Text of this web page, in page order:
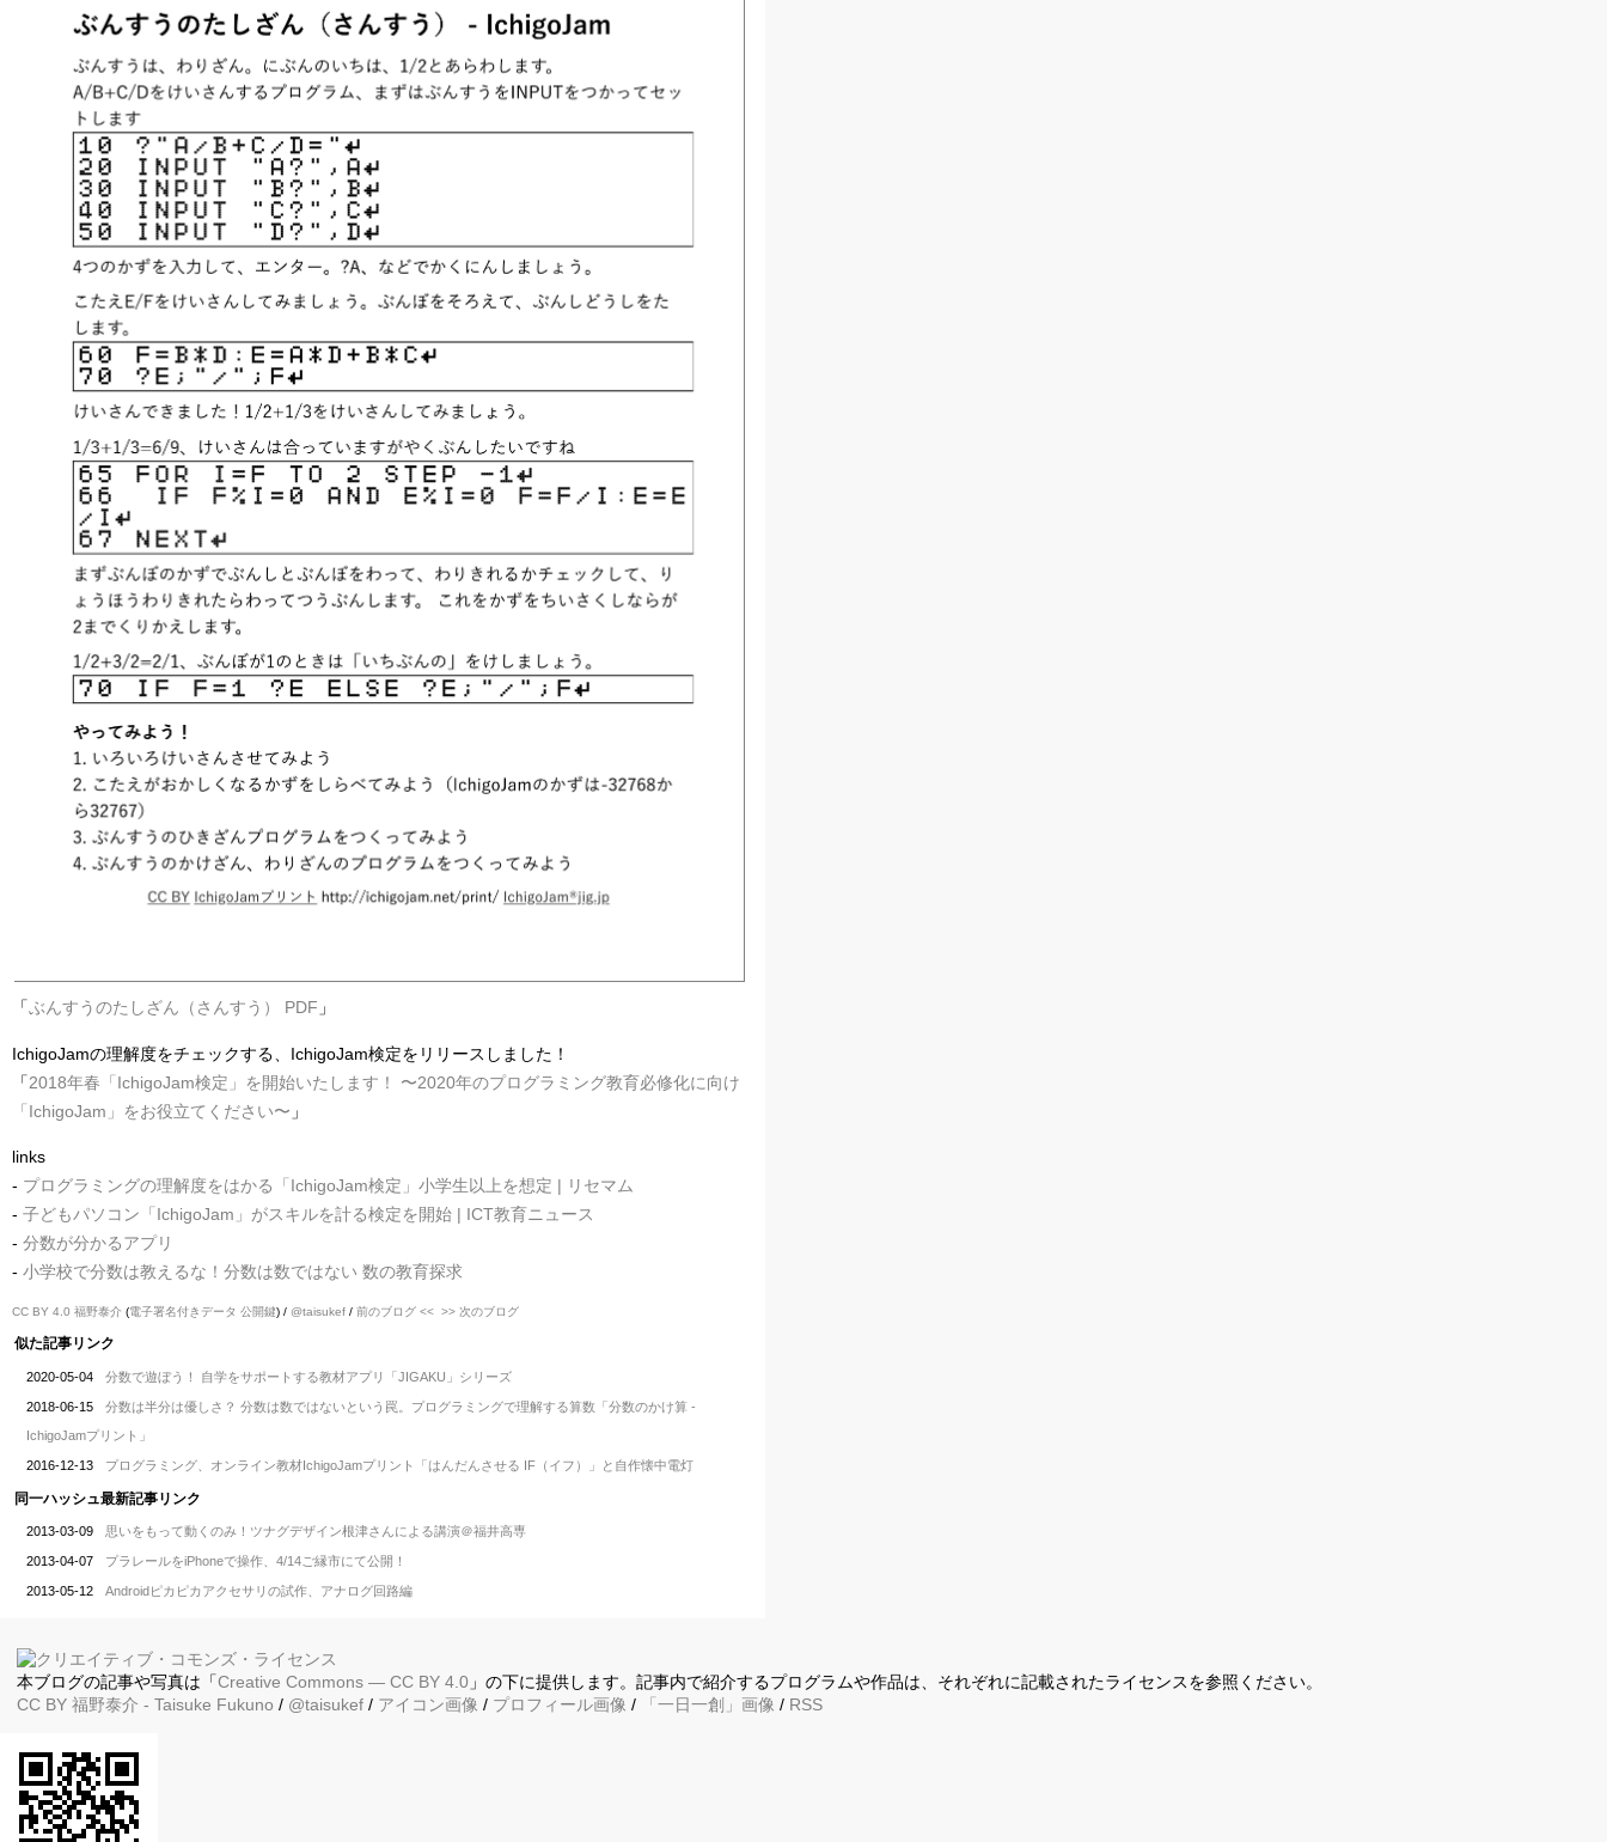
「ぶんすうのたしざん（さんすう） PDF 」
IchigoJamの理解度をチェックする、IchigoJam検定をリリースしました！
「2018年春「IchigoJam検定」を開始いたします！ 〜2020年のプログラミング教育必修化に向け
「IchigoJam」をお役立てください〜 」
links
- プログラミングの理解度をはかる「IchigoJam検定」小学生以上を想定 | リセマム
- 子どもパソコン「IchigoJam」がスキルを計る検定を開始 | ICT教育ニュース
- 分数が分かるアプリ
- 小学校で分数は教えるな！分数は数ではない 数の教育探求
CC BY 4.0 福野泰介 (電子署名付きデータ 公開鍵) / @taisukef / 前のブログ << >> 次のブログ
似た記事リンク
2020-05-04 分数で遊ぼう！ 自学をサポートする教材アプリ「JIGAKU」シリーズ
2018-06-15
分数は半分は優しさ？ 分数は数ではないという罠。プログラミングで理解する算数「分数のかけ算 -
IchigoJamプリント」
2016-12-13 プログラミング、オンライン教材IchigoJamプリント「はんだんさせる IF（イフ）」と自作懐中電灯
同一ハッシュ最新記事リンク
2013-03-09 思いをもって動くのみ！ツナグデザイン根津さんによる講演＠福井高専
2013-04-07 プラレールをiPhoneで操作、4/14ご縁市にて公開！
2013-05-12 Androidピカピカアクセサリの試作、アナログ回路編
本ブログの記事や写真は「Creative Commons — CC BY 4.0 」の下に提供します。記事内で紹介するプログラムや作品は、それぞれに記載されたライセンスを参照ください。
CC BY 福野泰介 - Taisuke Fukuno / @taisukef / アイコン画像 / プロフィール画像 / 「一日一創」画像 / RSS